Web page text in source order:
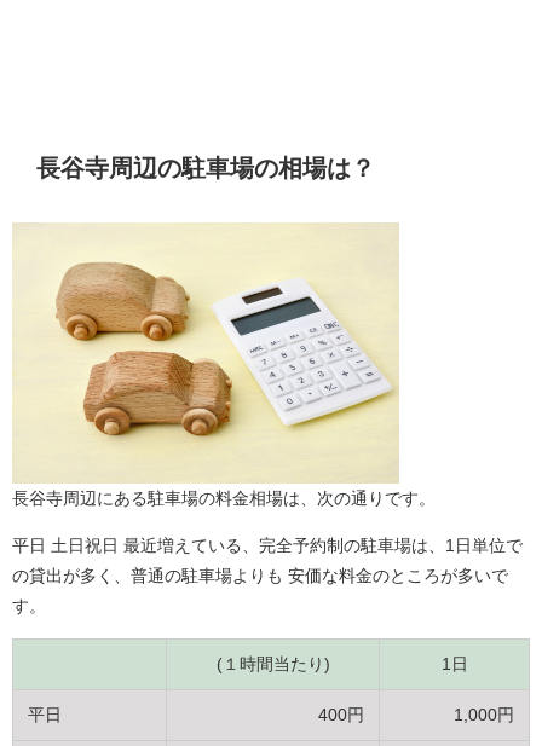
長谷寺周辺の駐車場の相場は？
長谷寺周辺にある駐車場の料金相場は、次の通りです。
平日 土日祝日 最近増えている、完全予約制の駐車場は、1日単位で
の貸出が多く、普通の駐車場よりも 安価な料金のところが多いで
す。
(１時間当たり) 1日
平日 400円 1,000円